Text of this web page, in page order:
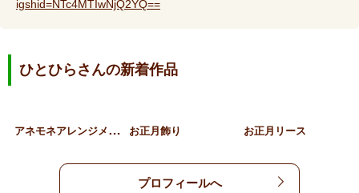
igshid=NTc4MTIwNjQ2YQ==
ひとひらさんの新着作品
ア
ネモネアレンジメント お正月飾り お正月リース
プロフィールへ